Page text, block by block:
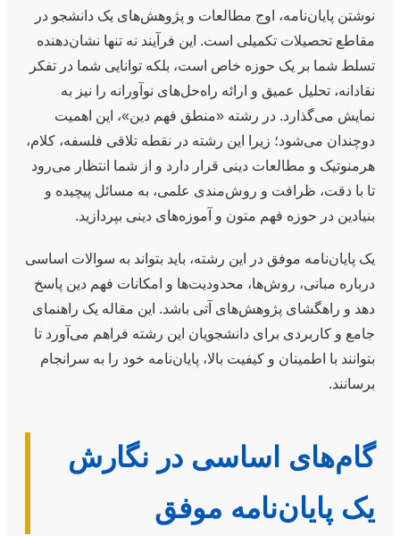
نوشتن پایان‌نامه، اوج مطالعات و پژوهش‌های یک دانشجو در
مقاطع تحصیلات تکمیلی است. این فرآیند نه تنها نشان‌دهنده
تسلط شما بر یک حوزه خاص است، بلکه توانایی شما در تفکر
نقادانه، تحلیل عمیق و ارائه راه‌حل‌های نوآورانه را نیز به
نمایش می‌گذارد. در رشته «منطق فهم دین»، این اهمیت
دوچندان می‌شود؛ زیرا این رشته در نقطه‌ تلاقی فلسفه، کلام،
هرمنوتیک و مطالعات دینی قرار دارد و از شما انتظار می‌رود
تا با دقت، ظرافت و روش‌مندی علمی، به مسائل پیچیده و
بنیادین در حوزه فهم متون و آموزه‌های دینی بپردازید.
یک پایان‌نامه موفق در این رشته، باید بتواند به سوالات اساسی
درباره مبانی، روش‌ها، محدودیت‌ها و امکانات فهم دین پاسخ
دهد و راهگشای پژوهش‌های آتی باشد. این مقاله یک راهنمای
جامع و کاربردی برای دانشجویان این رشته فراهم می‌آورد تا
بتوانند با اطمینان و کیفیت بالا، پایان‌نامه خود را به سرانجام
برسانند.
گام‌های اساسی در نگارش
یک پایان‌نامه موفق